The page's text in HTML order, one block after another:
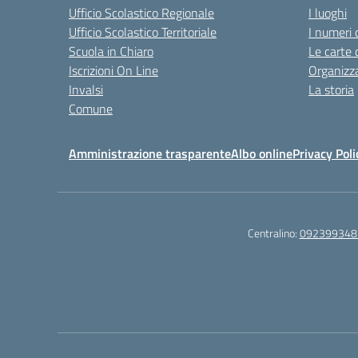
Ufficio Scolastico Regionale
Ufficio Scolastico Territoriale
Scuola in Chiaro
Iscrizioni On Line
Invalsi
Comune
I luoghi
I numeri
Le carte
La storia
Amministrazione trasparenteAlbo onlinePrivacy
Centralino: